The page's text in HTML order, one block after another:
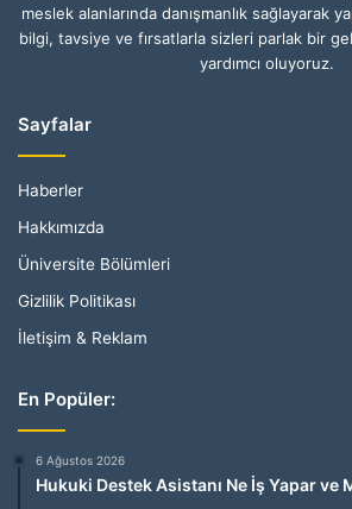
meslek alanlarında danışmanlık sağlayarak
bilgi, tavsiye ve fırsatlarla sizleri parlak bir
yardımcı oluyoruz.
Sayfalar
Haberler
Hakkımızda
Üniversite Bölümleri
Gizlilik Politikası
İletişim & Reklam
En Popüler:
6 Ağustos 2026
Hukuki Destek Asistanı Ne İş Yapar ve